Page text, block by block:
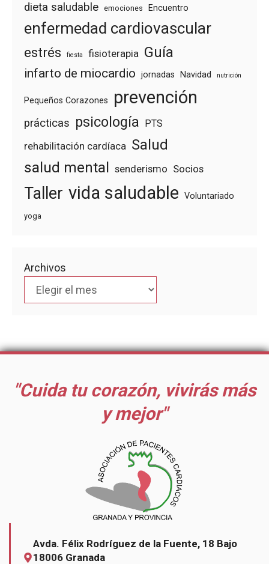
dieta saludable emociones Encuentro
enfermedad cardiovascular
estrés fiesta fisioterapia Guía
infarto de miocardio jornadas Navidad nutrición
Pequeños Corazones prevención
prácticas psicología PTS
rehabilitación cardíaca Salud
salud mental senderismo Socios
Taller vida saludable Voluntariado
yoga
Archivos
"Cuida tu corazón, vivirás más
y mejor"
Avda. Félix Rodríguez de la Fuente, 18 Bajo
18006 Granada